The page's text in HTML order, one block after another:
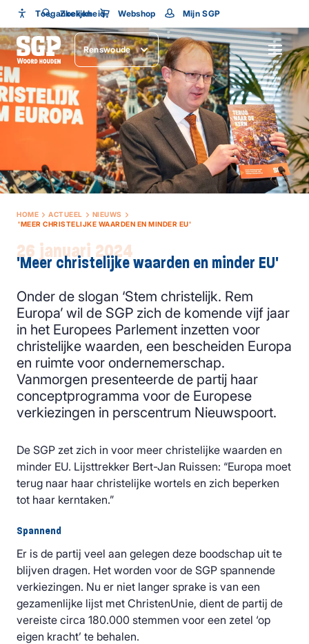
Toegankelijkheid
Toegankelijkheid
Lettergrootte
Zoeken Webshop Mijn SGP
Renswoude SLUITEN
HOME ACTUEEL
NIEUWS
'MEER CHRISTELIJKE WAARDEN EN MINDER EU'
26 januari 2024
'Meer christelijke waarden en minder EU'
Onder de slogan ‘Stem christelijk. Rem
Europa’ wil de SGP zich de komende vijf jaar
in het Europees Parlement inzetten voor
christelijke waarden, een bescheiden Europa
en ruimte voor ondernemerschap.
Vanmorgen presenteerde de partij haar
conceptprogramma voor de Europese
verkiezingen in perscentrum Nieuwspoort.
De SGP zet zich in voor meer christelijke waarden en
minder EU. Lijsttrekker Bert-Jan Ruissen: “Europa moet
terug naar haar christelijke wortels en zich beperken
tot haar kerntaken.”
Spannend
Er is de partij veel aan gelegen deze boodschap uit te
blijven dragen. Het worden voor de SGP spannende
verkiezingen. Nu er niet langer sprake is van een
gezamenlijke lijst met ChristenUnie, dient de partij de
vereiste circa 180.000 stemmen voor een zetel ‘op
eigen kracht’ te behalen.